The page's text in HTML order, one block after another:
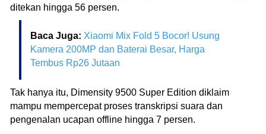
ditekan hingga 56 persen.
Baca Juga: Xiaomi Mix Fold 5 Bocor! Usung
Kamera 200MP dan Baterai Besar, Harga
Tembus Rp26 Jutaan
Tak hanya itu, Dimensity 9500 Super Edition diklaim
mampu mempercepat proses transkripsi suara dan
pengenalan ucapan offline hingga 7 persen.